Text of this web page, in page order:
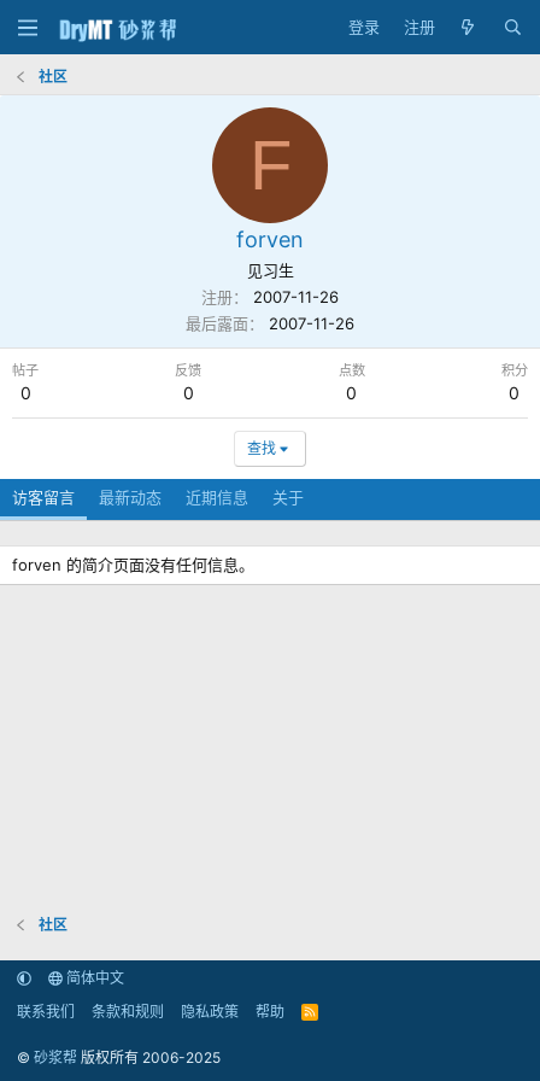
登录 注册
社区
F
forven
见习生
注册
2007-11-26
最后露面
2007-11-26
帖子
0
反馈
0
点数
0
积分
0
查找
访客留言 最新动态 近期信息 关于
forven 的简介页面没有任何信息。
社区
简体中文
联系我们
条款和规则 隐私政策 帮助
R
© 砂浆帮 版权所有 2006-2025